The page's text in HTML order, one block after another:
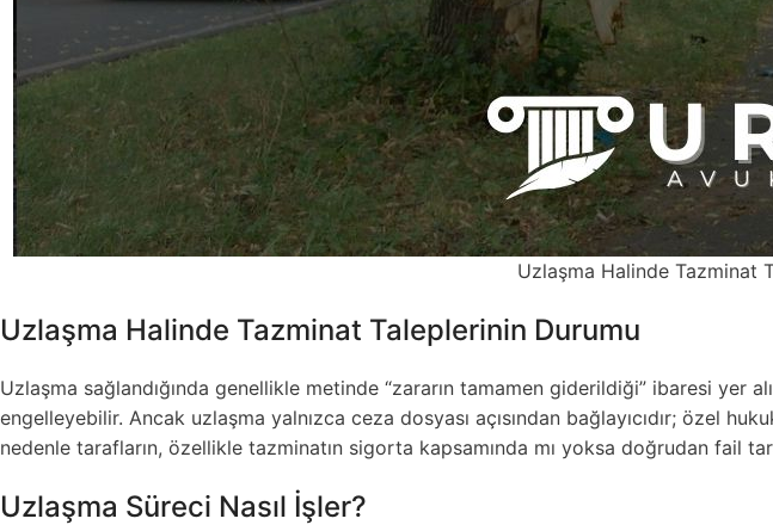
Uzlaşma Halinde Tazminat
Uzlaşma Halinde Tazminat Taleplerinin Durumu
Uzlaşma sağlandığında genellikle metinde “zararın tamamen giderildiği” ibaresi yer
engelleyebilir. Ancak uzlaşma yalnızca ceza dosyası açısından bağlayıcıdır; özel
nedenle tarafların, özellikle tazminatın sigorta kapsamında mı yoksa doğrudan fail
Uzlaşma Süreci Nasıl İşler?